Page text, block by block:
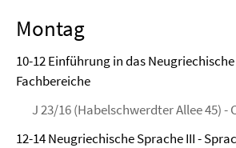
Montag
10-12 Einführung in das
Fachbereiche
J 23/16 (Habelschwerdter Allee 45) -
12-14 Neugriechische Sprache III -